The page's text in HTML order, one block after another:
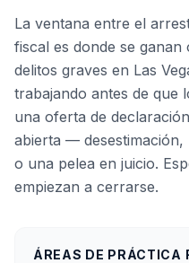
La ventana entre el
fiscal es donde se ganan
delitos graves en Las
trabajando antes de que
una oferta de
abierta —
o una pelea en juicio.
empiezan a cerrarse.
ÁREAS DE PRÁCTICA